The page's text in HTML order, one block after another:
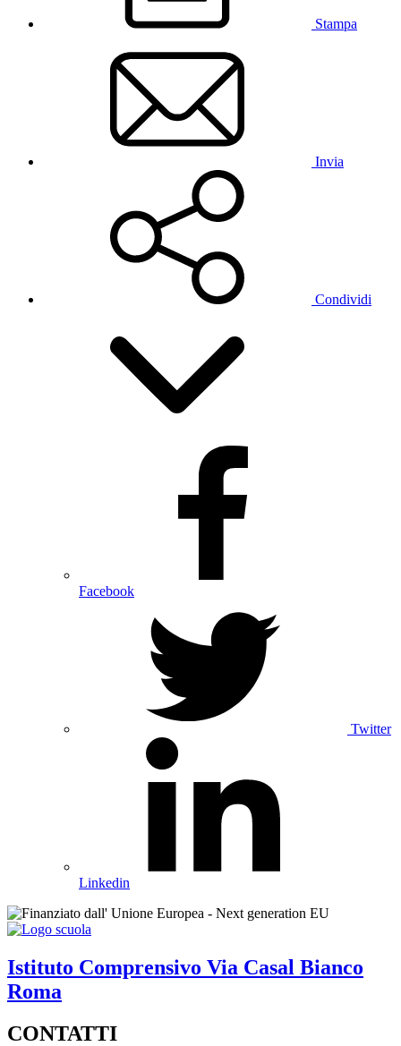
Stampa
Invia
Condividi
Facebook
Twitter
Linkedin
Istituto Comprensivo Via Casal Bianco
Roma
CONTATTI